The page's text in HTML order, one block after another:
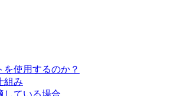
を使用するのか？
組み
している場合